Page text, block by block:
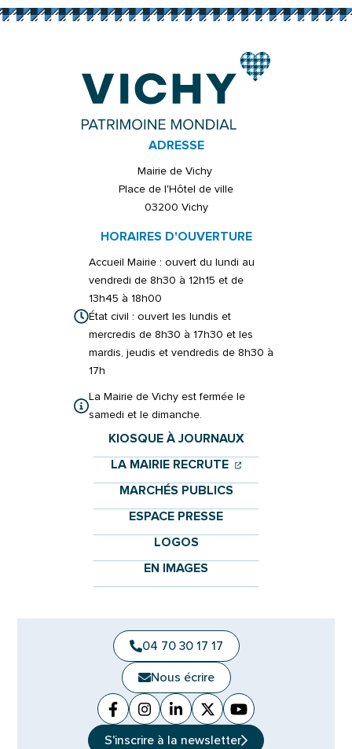
ADRESSE
Mairie de Vichy
Place de l'Hôtel de ville
03200 Vichy
HORAIRES D'OUVERTURE
Accueil Mairie : ouvert du lundi au
vendredi de 8h30 à 12h15 et de
13h45 à 18h00
État civil : ouvert les lundis et
mercredis de 8h30 à 17h30 et les
mardis, jeudis et vendredis de 8h30 à
17h
La Mairie de Vichy est fermée le
samedi et le dimanche.
KIOSQUE À JOURNAUX
LA MAIRIE RECRUTE (OUVERTURE
(OUVERTURE
MARCHÉS PUBLICS
ESPACE PRESSE
LOGOS
EN IMAGES
04 70 30 17 17
Nous écrire
Facebook
(ouverture dans un nouvel onglet)
Instagram
(ouverture dans un nouvel
Linkedin
(ouverture dans un nouvel
X (Twitter)
(ouverture dans un
YouTube
(ouverture dans
S'inscrire à la newsletter